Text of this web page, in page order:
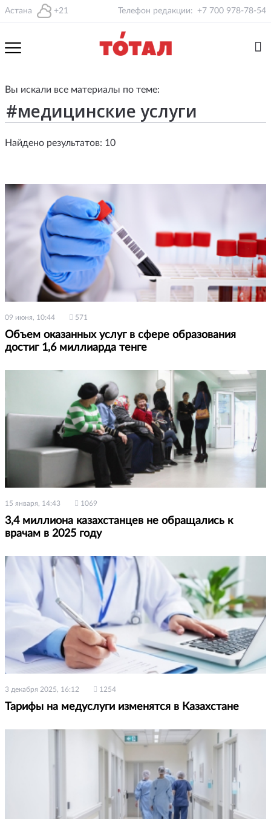
Астана +21 Телефон редакции: +7 700 978-78-54
Вы искали все материалы по теме:
Найдено результатов: 10
09 июня, 10:44 571
Объем оказанных услуг в сфере образования
достиг 1,6 миллиарда тенге
15 января, 14:43 1069
3,4 миллиона казахстанцев не обращались к
врачам в 2025 году
3 декабря 2025, 16:12 1254
Тарифы на медуслуги изменятся в Казахстане